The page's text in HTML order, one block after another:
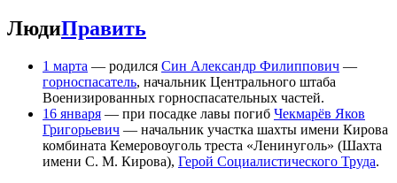
ЛюдиПравить
1 марта — родился Син Александр Филиппович —
горноспасатель, начальник Центрального штаба
Военизированных горноспасательных частей.
16 января — при посадке лавы погиб Чекмарёв Яков
Григорьевич — начальник участка шахты имени Кирова
комбината Кемеровоуголь треста «Ленинуголь» (Шахта
имени С. М. Кирова), Герой Социалистического Труда.